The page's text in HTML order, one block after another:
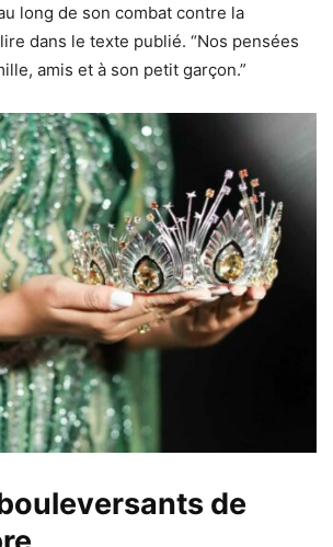
long de son combat contre la
dans le texte publié. “Nos pensées
amis et à son petit garçon.”
de